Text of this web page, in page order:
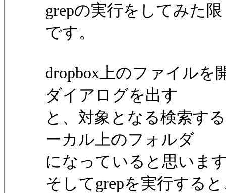
grepの実行をしてみた
です。
dropbox上のファイル
ダイアログを出す
と、対象となる検索す
ーカル上のフォルダ
になっていると思いま
そしてgrepを実行する